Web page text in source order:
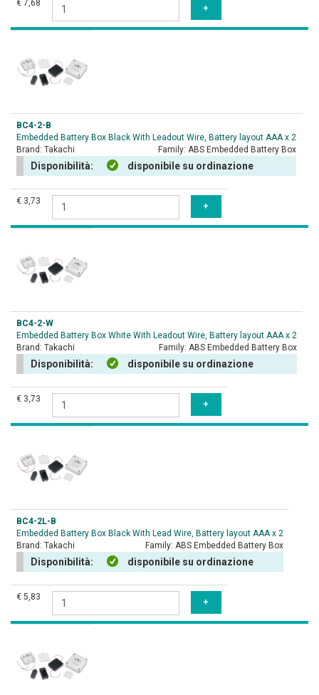
€ 7,68
BC4-2-B
Embedded Battery Box Black With Leadout Wire, Battery layout AAA x 2
Brand: Takachi Family: ABS Embedded Battery Box
Disponibilità: disponibile su ordinazione
€ 3,73
BC4-2-W
Embedded Battery Box White With Leadout Wire, Battery layout AAA x 2
Brand: Takachi Family: ABS Embedded Battery Box
Disponibilità: disponibile su ordinazione
€ 3,73
BC4-2L-B
Embedded Battery Box Black With Lead Wire, Battery layout AAA x 2
Brand: Takachi Family: ABS Embedded Battery Box
Disponibilità: disponibile su ordinazione
€ 5,83